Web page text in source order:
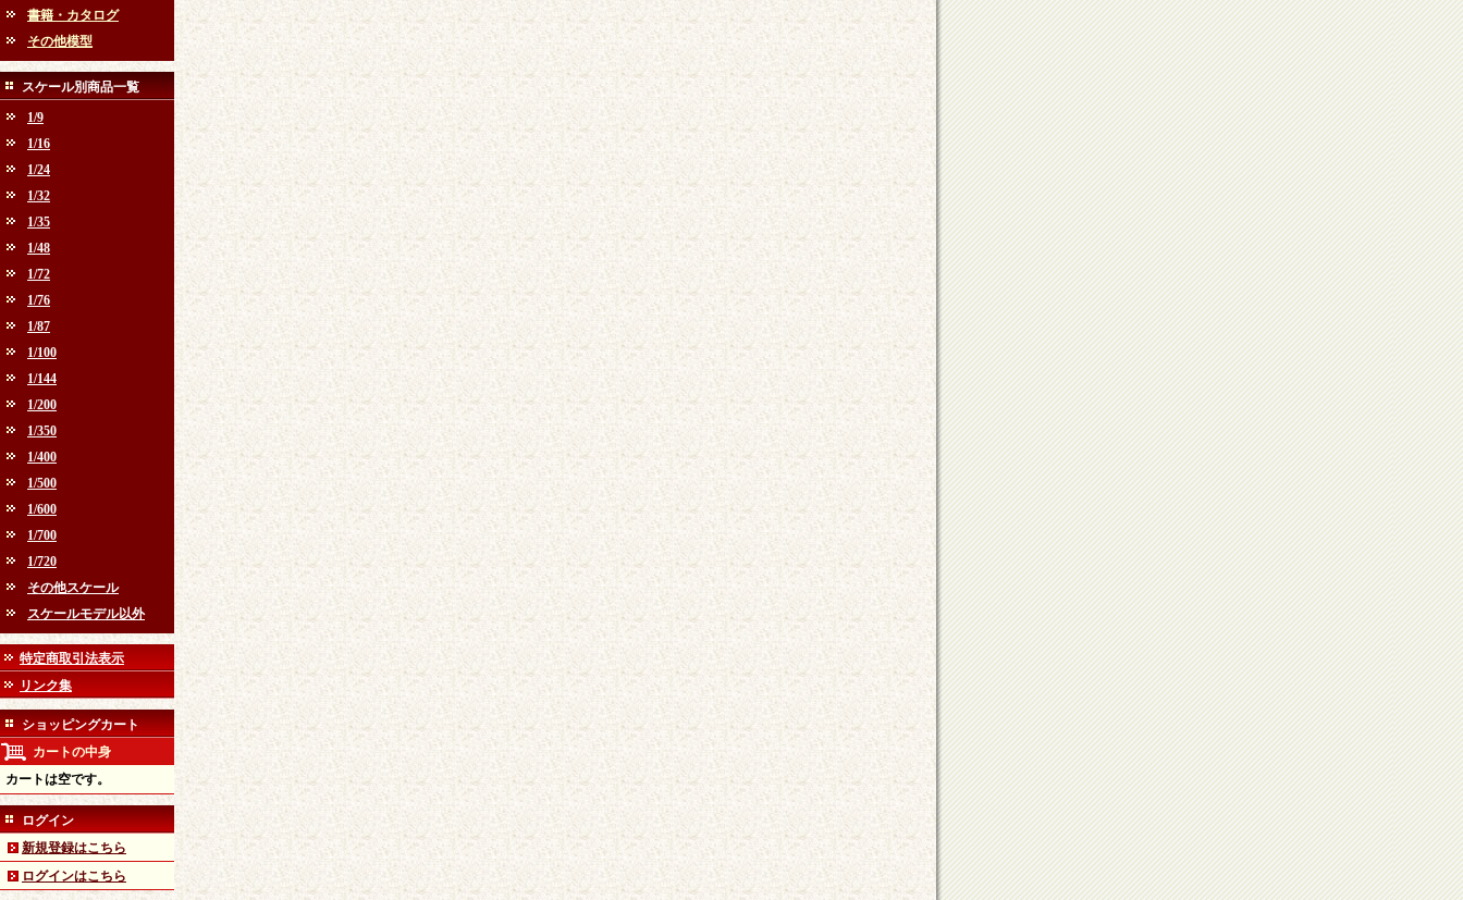
書籍・カタログ
その他模型
スケール別商品一覧
1/9
1/16
1/24
1/32
1/35
1/48
1/72
1/76
1/87
1/100
1/144
1/200
1/350
1/400
1/500
1/600
1/700
1/720
その他スケール
スケールモデル以外
特定商取引法表示
リンク集
ショッピングカート
カートの中身
カートは空です。
ログイン
新規登録はこちら
ログインはこちら